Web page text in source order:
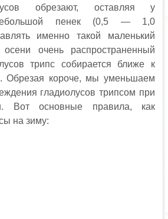
обрезают, оставляя у
небольшой пенек (0,5 — 1,0
именно такой маленький
очень распространенный
трипс собирается ближе к
Обрезая короче, мы уменьшаем
гладиолусов трипсом при
Вот основные правила, как
на зиму: